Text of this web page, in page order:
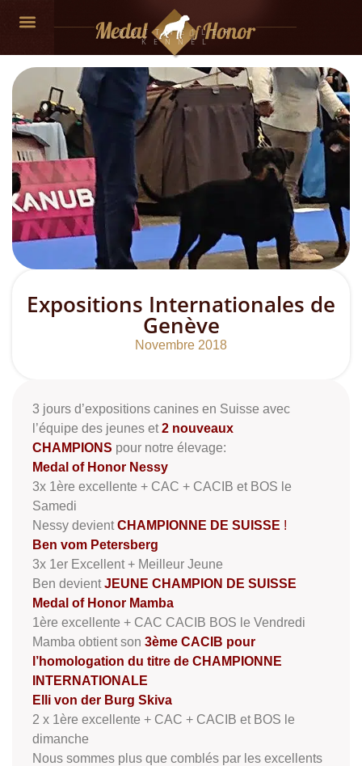
ROTTWEILER
KENNEL
Expositions Internationales de
Genève
Novembre 2018
3 jours d’expositions canines en Suisse avec
l’équipe des jeunes et2 nouveaux
CHAMPIONS pour notre élevage:
Medal of Honor Nessy
3x 1ère excellente + CAC + CACIB et BOS le
Samedi
Nessy devient CHAMPIONNE DE SUISSE !
Ben vom Petersberg
3x 1er Excellent + Meilleur Jeune
Ben devientJEUNE CHAMPION DE SUISSE
Medal of Honor Mamba
1ère excellente + CAC CACIB BOS le Vendredi
Mamba obtient son 3ème CACIB pour
l’homologation du titre de CHAMPIONNE
INTERNATIONALE
Elli von der Burg Skiva
2 x 1ère excellente + CAC + CACIB et BOS le
dimanche
Nous sommes plus que comblés par les excellents